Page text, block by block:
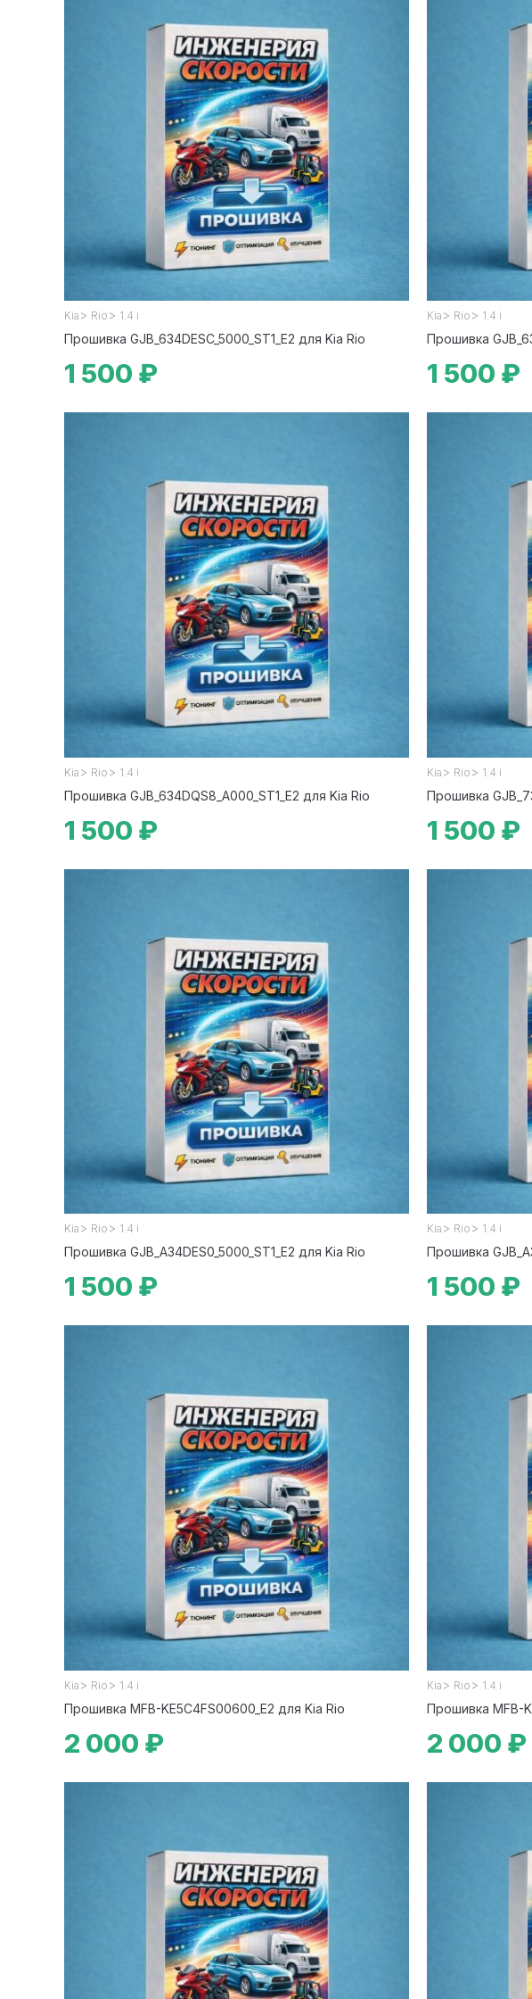
Kia > Rio > 1.4 i
Прошивка GJB_634DESC_5000_ST1_E2 для Kia Rio
1 500 ₽
Kia > Rio > 1.4 i
Прошивка
1 500 ₽
Kia > Rio > 1.4 i
Прошивка GJB_634DQS8_A000_ST1_E2 для Kia Rio
1 500 ₽
Kia > Rio > 1.4 i
Прошивка
1 500 ₽
Kia > Rio > 1.4 i
Прошивка GJB_A34DES0_5000_ST1_E2 для Kia Rio
1 500 ₽
Kia > Rio > 1.4 i
Прошивка
1 500 ₽
Kia > Rio > 1.4 i
Прошивка MFB-KE5C4FS00600_E2 для Kia Rio
2 000 ₽
Kia > Rio > 1.4 i
Прошивка MFB-
2 000 ₽